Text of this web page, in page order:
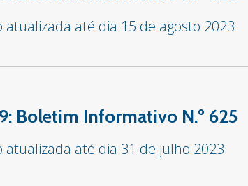
atualizada até dia 15 de agosto 2023
Boletim Informativo N.º 625
atualizada até dia 31 de julho 2023